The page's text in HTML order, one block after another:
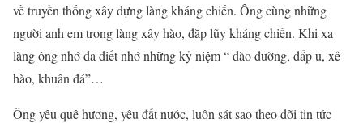
về truyền thống xây dựng làng kháng chiến. Ông cùng những
người anh em trong làng xây hào, đắp lũy kháng chiến. Khi xa
làng ông nhớ da diết nhớ những kỷ niệm “ đào đường, đắp u, xẻ
hào, khuân đá”…
Ông yêu quê hương, yêu đất nước, luôn sát sao theo dõi tin tức